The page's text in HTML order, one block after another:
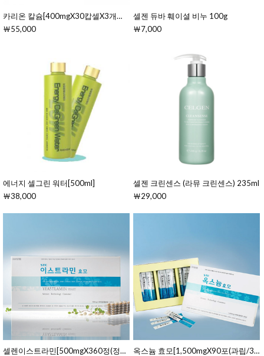
카리온 칼슘[400mgX30캅셀X3개입(경질캅셀/15일분)]
￦55,000
셀젠 듀바 훼이셜 비누 100g
￦7,000
에너지 셀그린 워터[500ml]
￦38,000
셀젠 크린센스 (라뮤 크린센스) 235ml
￦29,000
셀렌이스트라민[500mgX360정(정제/90일분)]
옥스늄 효모[1,500mgX90포(과립/30일분)]